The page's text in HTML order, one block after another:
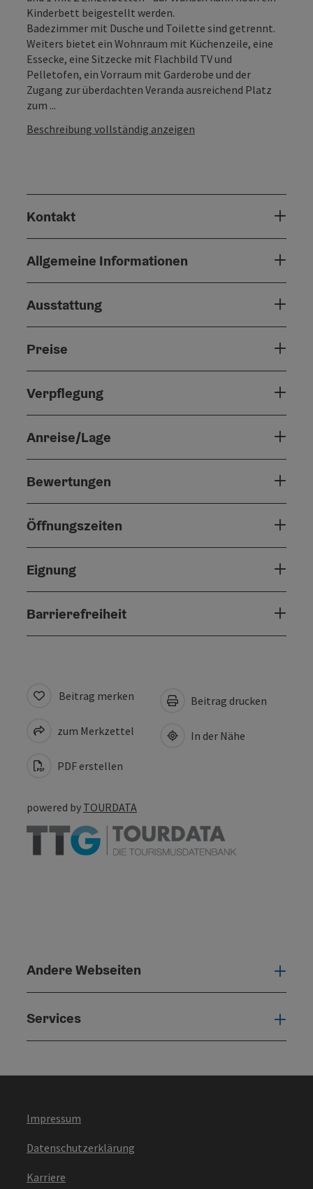
Kinderbett beigestellt werden.
Badezimmer mit Dusche und Toilette sind getrennt.
Weiters bietet ein Wohnraum mit Küchenzeile, eine
Essecke, eine Sitzecke mit Flachbild TV und
Pelletofen, ein Vorraum mit Garderobe und der
Zugang zur überdachten Veranda ausreichend Platz
zum ...
Beschreibung vollständig anzeigen
Kontakt
Allgemeine Informationen
Ausstattung
Preise
Verpflegung
Anreise/Lage
Bewertungen
Öffnungszeiten
Eignung
Barrierefreiheit
Beitrag merken
zum Merkzettel
PDF erstellen
Beitrag drucken
In der Nähe
powered by TOURDATA
Andere Webseiten
Services
Impressum
Datenschutzerklärung
Karriere